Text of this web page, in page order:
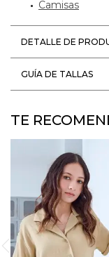
Camisas
DETALLE DE
GUÍA DE TALLAS
TE